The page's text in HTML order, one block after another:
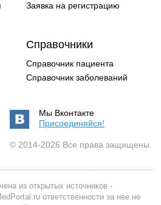
Заявка на регистрацию
Справочники
Справочник пациента
Справочник заболеваний
Мы Вконтакте
Присоединяйся!
© 2014-2026 Все права защищены.
из открытых источников -
ответственности за нее не